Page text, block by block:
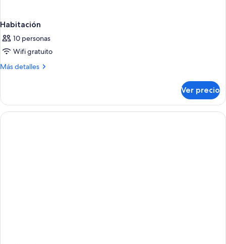
Habitación
10 personas
Wifi gratuito
Más detalles
Más
Ver precio